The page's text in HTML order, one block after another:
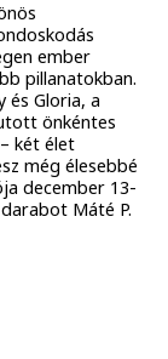
ember
pillanatokban.
és Gloria, a
önkéntes
két élet
még élesebbé
december 13-
Máté P.